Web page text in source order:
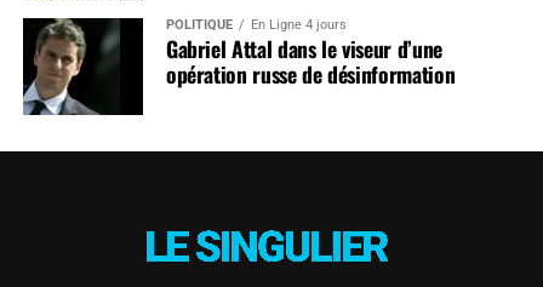
POLITIQUE En Ligne 4 jours
Gabriel Attal dans le viseur d’une
opération russe de désinformation